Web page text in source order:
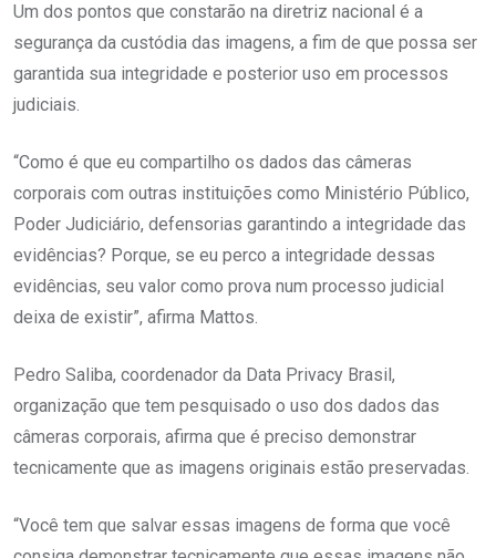
Um dos pontos que constarão na diretriz nacional é a
segurança da custódia das imagens, a fim de que possa ser
garantida sua integridade e posterior uso em processos
judiciais.
“Como é que eu compartilho os dados das câmeras
corporais com outras instituições como Ministério Público,
Poder Judiciário, defensorias garantindo a integridade das
evidências? Porque, se eu perco a integridade dessas
evidências, seu valor como prova num processo judicial
deixa de existir”, afirma Mattos.
Pedro Saliba, coordenador da Data Privacy Brasil,
organização que tem pesquisado o uso dos dados das
câmeras corporais, afirma que é preciso demonstrar
tecnicamente que as imagens originais estão preservadas.
“Você tem que salvar essas imagens de forma que você